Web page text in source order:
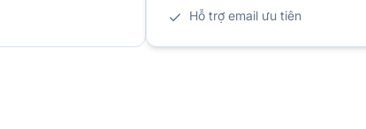
Hỗ trợ email ưu tiên